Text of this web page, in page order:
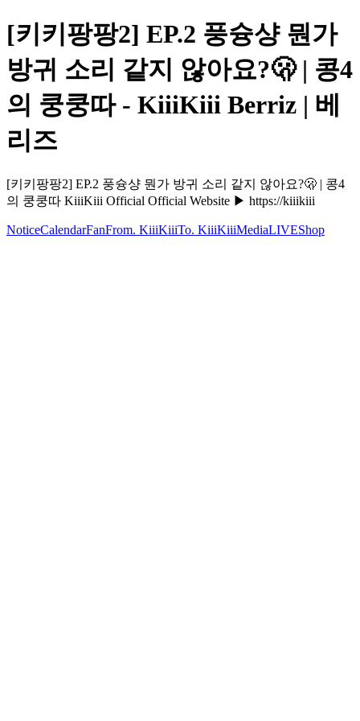
[키키팡팡2] EP.2 풍슝샹 뭔가
방귀 소리 같지 않아요?🫢 | 콩4
의 쿵쿵따 - KiiiKiii Berriz | 베
리즈
[키키팡팡2] EP.2 풍슝샹 뭔가 방귀 소리 같지 않아요?🫢 | 콩4
의 쿵쿵따 KiiiKiii Official Official Website ▶ https://kiiikiii
NoticeCalendarFanFrom. KiiiKiiiTo. KiiiKiiiMediaLIVEShop